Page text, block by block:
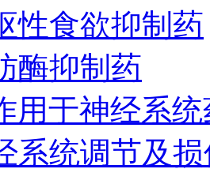
性食欲抑制药
酶抑制药
用于神经系统
系统调节及